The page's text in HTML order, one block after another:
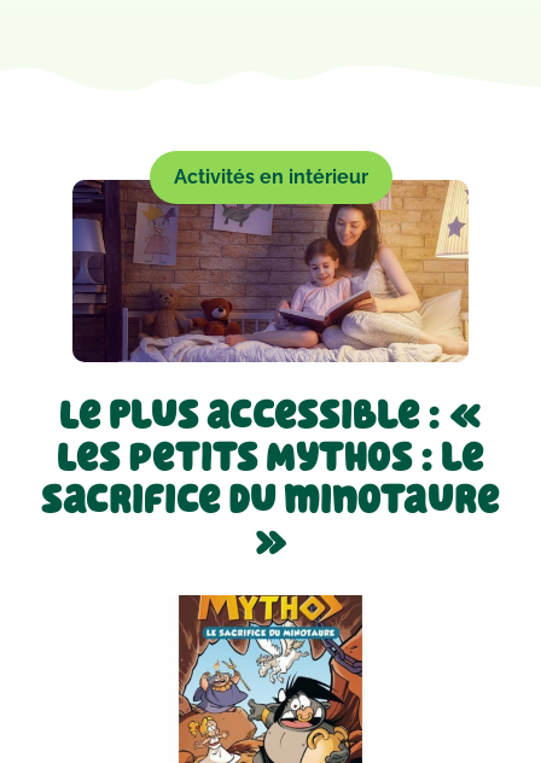
Activités en intérieur
Le plus accessible : «
Les Petits Mythos : le
sacrifice du minotaure
»